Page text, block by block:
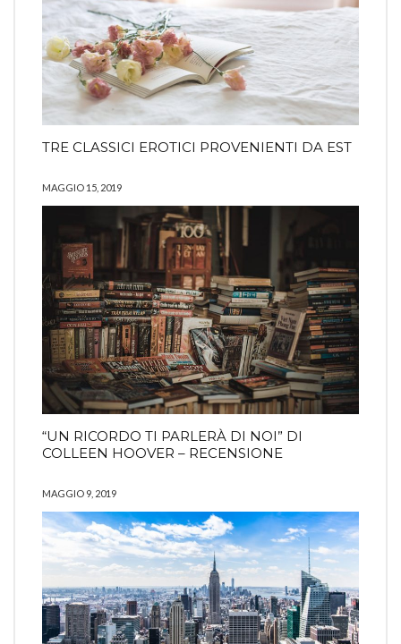
TRE CLASSICI EROTICI PROVENIENTI DA EST
MAGGIO 15, 2019
“UN RICORDO TI PARLERÀ DI NOI” DI
COLLEEN HOOVER – RECENSIONE
MAGGIO 9, 2019